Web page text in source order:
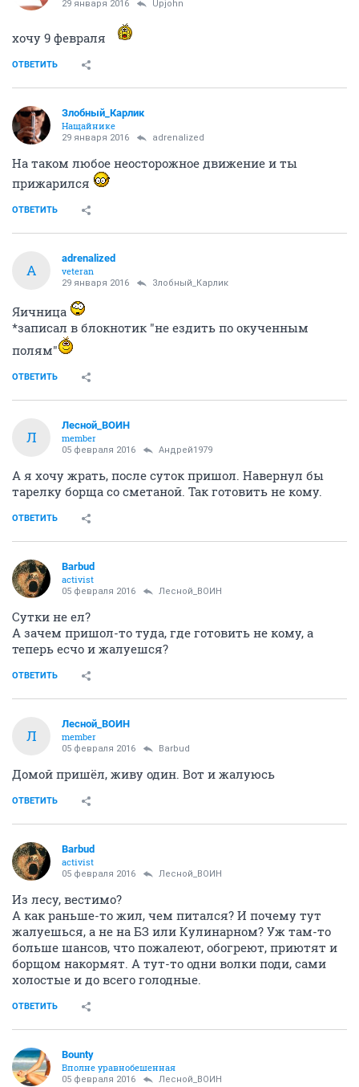
Upjohn
29 января 2016 adrenalized
Ты не написал вес
ОТВЕТИТЬ
Хочу мартини фруктов и последствий
29 января 2016
хочу 9 февраля
ОТВЕТИТЬ
Злобный_Карлик
Нащайнике
29 января 2016
На таком любое неосторожное движение и ты
прижарился
A
adrenalized
veteran
29 января 2016 Злобный_Карлик
Яичница
*записал в блокнотик "не ездить по окученным
полям"
ОТВЕТИТЬ
Л
Лесной_ВОИН
member
тарелку борща со сметаной. Так готовить не кому.
ОТВЕТИТЬ
Barbud
05 февраля 2016
Сутки не ел?
А зачем пришол-то туда, где готовить не кому, а
теперь есчо и жалуешся?
Л
Лесной_ВОИН
member
05 февраля 2016 Barbud
Домой пришёл, живу один. Вот и жалуюсь
Barbud
activist